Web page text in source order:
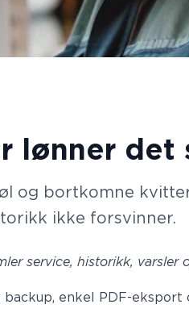
lønner det
og bortkomne
ikke forsvinner.
service, historikk, varsler
enkel PDF-eksport